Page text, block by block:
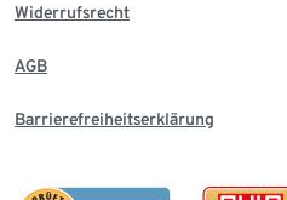
Widerrufsrecht
AGB
Barrierefreiheitserklärung